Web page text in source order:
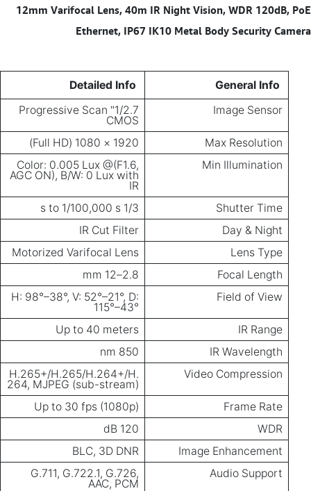
12mm Varifocal Lens, 40m IR Night Vision, WDR 120dB, PoE
Ethernet, IP67 IK10 Metal Body Security Camera
General Info
Detailed Info
Image Sensor
1/2.7" Progressive Scan
CMOS
Max Resolution
1920 × 1080 (Full HD)
Min Illumination
Color: 0.005 Lux @(F1.6,
AGC ON), B/W: 0 Lux with
IR
Shutter Time
1/3 s to 1/100,000 s
Day & Night
IR Cut Filter
Lens Type
Motorized Varifocal Lens
Focal Length
2.8–12 mm
Field of View
H: 98°–38°, V: 52°–21°, D:
115°–43°
IR Range
Up to 40 meters
IR Wavelength
850 nm
Video Compression
H.265+/H.265/H.264+/H.
264, MJPEG (sub-stream)
Frame Rate
Up to 30 fps (1080p)
WDR
120 dB
Image Enhancement
BLC, 3D DNR
Audio Support
G.711, G.722.1, G.726,
AAC, PCM